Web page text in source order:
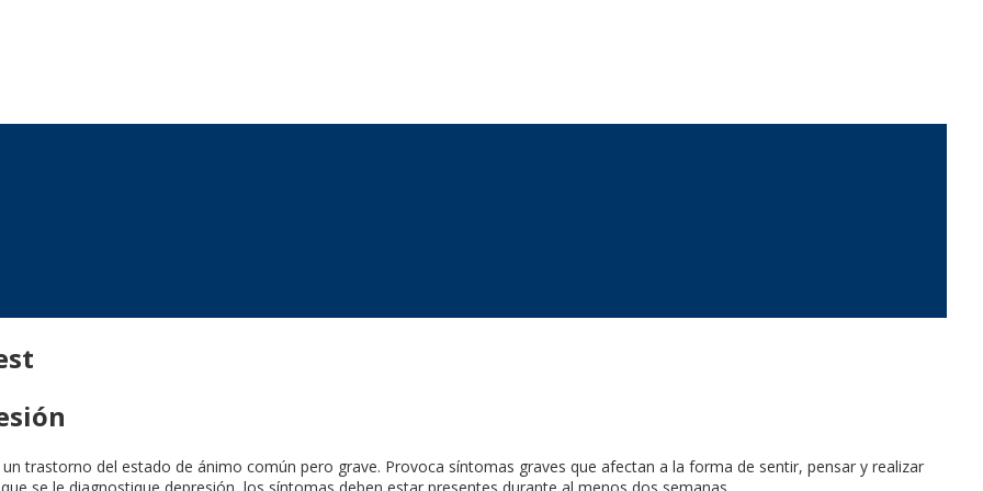
trastorno del estado de ánimo común pero grave. Provoca síntomas graves que afectan a la forma de sentir, pensar y realizar